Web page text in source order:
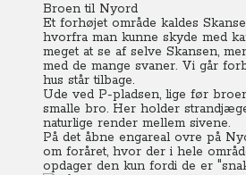
Broen til Nyord
Et forhøjet område kaldes
hvorfra man kunne skyde med
meget at se af selve Skansen,
med de mange svaner. Vi går
hus står tilbage.
Ude ved P-pladsen, lige før
smalle bro. Her holder
naturlige render mellem sivene.
På det åbne engareal ovre på
om foråret, hvor der i hele
opdager den kun fordi de er